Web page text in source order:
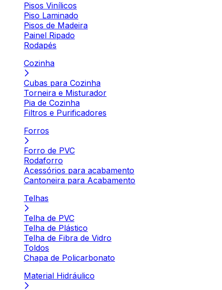
Pisos Vinílicos
Piso Laminado
Pisos de Madeira
Painel Ripado
Rodapés
Cozinha
Cubas para Cozinha
Torneira e Misturador
Pia de Cozinha
Filtros e Purificadores
Forros
Forro de PVC
Rodaforro
Acessórios para acabamento
Cantoneira para Acabamento
Telhas
Telha de PVC
Telha de Plástico
Telha de Fibra de Vidro
Toldos
Chapa de Policarbonato
Material Hidráulico